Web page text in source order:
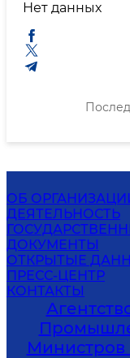
Нет данных
ОБ
ДЕЯТЕЛЬНОСТЬ
ДОКУМЕНТЫ
ОТКРЫТЫЕ
ПРЕСС-ЦЕНТР
КОНТАКТЫ
Министров